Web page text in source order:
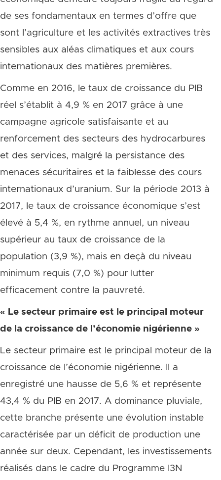
de ses fondamentaux en termes d’offre que
sont l’agriculture et les activités extractives très
sensibles aux aléas climatiques et aux cours
internationaux des matières premières.
Comme en 2016, le taux de croissance du PIB
réel s’établit à 4,9 % en 2017 grâce à une
campagne agricole satisfaisante et au
renforcement des secteurs des hydrocarbures
et des services, malgré la persistance des
menaces sécuritaires et la faiblesse des cours
internationaux d’uranium. Sur la période 2013 à
2017, le taux de croissance économique s’est
élevé à 5,4 %, en rythme annuel, un niveau
supérieur au taux de croissance de la
population (3,9 %), mais en deçà du niveau
minimum requis (7,0 %) pour lutter
efficacement contre la pauvreté.
« Le secteur primaire est le principal moteur
de la croissance de l’économie nigérienne »
Le secteur primaire est le principal moteur de la
croissance de l’économie nigérienne. Il a
enregistré une hausse de 5,6 % et représente
43,4 % du PIB en 2017. A dominance pluviale,
cette branche présente une évolution instable
caractérisée par un déficit de production une
année sur deux. Cependant, les investissements
réalisés dans le cadre du Programme I3N